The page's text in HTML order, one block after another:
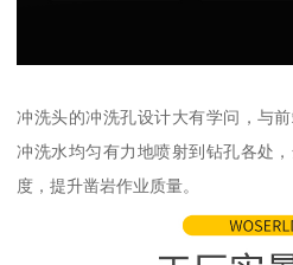
冲洗头的冲洗孔设计大有学问，与
冲洗水均匀有力地喷射到钻孔各处
度，提升凿岩作业质量。